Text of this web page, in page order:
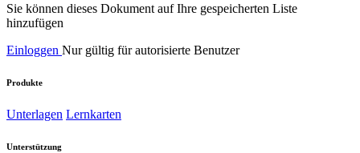
Sie können dieses Dokument auf Ihre gespeicherten Liste
hinzufügen
Einloggen Nur gültig für autorisierte Benutzer
Produkte
Unterlagen Lernkarten
Unterstützung